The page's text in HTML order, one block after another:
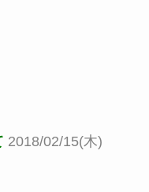
2018/02/15(木)